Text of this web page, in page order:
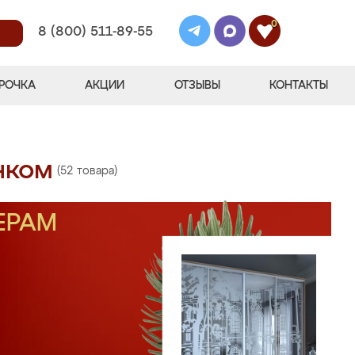
8 (800) 511-89-55
0
АКЦИИ ОТЗЫВЫ КОНТАКТЫ
(52 товара)